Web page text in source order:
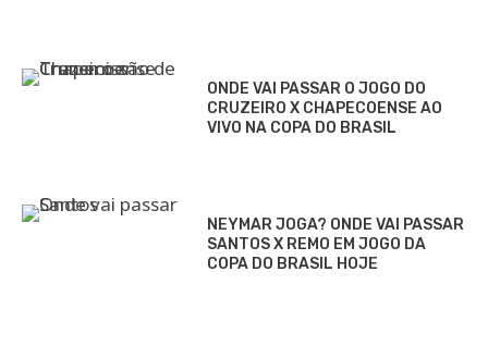
ONDE VAI PASSAR O JOGO DO
CRUZEIRO X CHAPECOENSE AO
VIVO NA COPA DO BRASIL
NEYMAR JOGA? ONDE VAI PASSAR
SANTOS X REMO EM JOGO DA
COPA DO BRASIL HOJE